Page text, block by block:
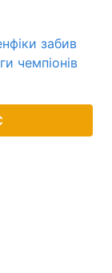
забив
чемпіонів